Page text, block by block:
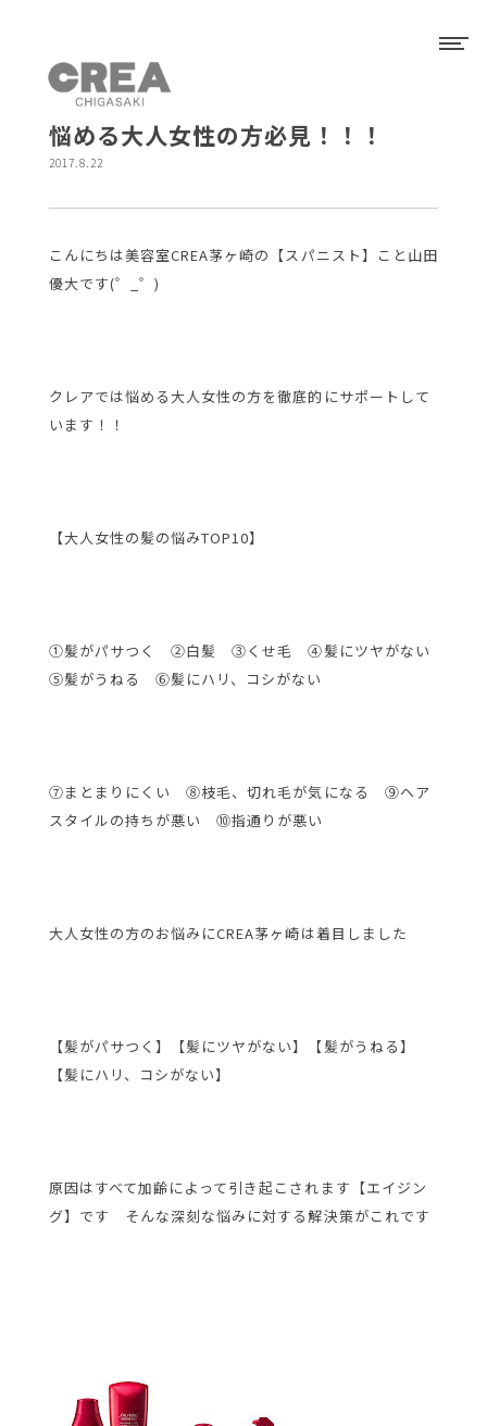
悩める大人女性の方必見！！！
2017.8.22
こんにちは美容室CREA茅ヶ崎の【スパニスト】こと山田
優大です(゜_゜)
クレアでは悩める大人女性の方を徹底的にサポートして
います！！
【大人女性の髪の悩みTOP10】
①髪がパサつく ②白髪 ③くせ毛 ④髪にツヤがない
⑤髪がうねる ⑥髪にハリ、コシがない
⑦まとまりにくい ⑧枝毛、切れ毛が気になる ⑨ヘア
スタイルの持ちが悪い ⑩指通りが悪い
大人女性の方のお悩みにCREA茅ヶ崎は着目しました
【髪がパサつく】【髪にツヤがない】【髪がうねる】
【髪にハリ、コシがない】
原因はすべて加齢によって引き起こされます【エイジン
グ】です そんな深刻な悩みに対する解決策がこれです